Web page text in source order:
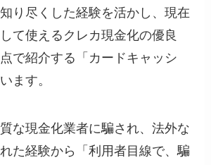
り尽くした経験を活かし、現在
て使えるクレカ現金化の優良
で紹介する「カードキャッシ
ます。
な現金化業者に騙され、法外な
た経験から「利用者目線で、騙